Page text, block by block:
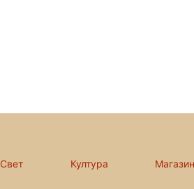
Свет Култура Магазин